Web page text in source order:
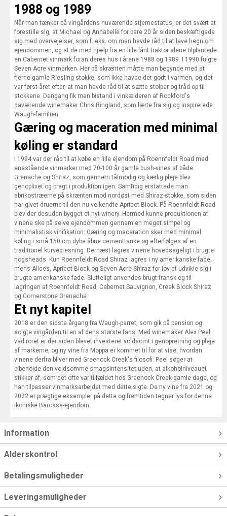
1988 og 1989
Når man tænker på vingårdens nuværende stjernestatus, er det svært at
forestille sig, at Michael og Annabelle for bare 20 år siden beskæftigede
sig med overvejelser, som f. eks. om man havde råd til at lave hegn om
ejendommen, og at de med hjælp fra en lille lånt traktor alene tilplantede
en Cabernet vinmark foran deres hus i årene 1988 og 1989. I 1990 fulgte
Seven Acre vinmarken. Her på skrænten måtte man begynde med at
fjerne gamle Riesling-stokke, som ikke havde det godt i varmen, og det
var først året efter, at man havde råd til at sætte stolper og tråd op til
stokkene. Dengang fik man bistand i vinkælderen af Rockford's
daværende winemaker Chris Ringland, som lærte fra sig og inspirerede
Waugh-familien.
Gæring og maceration med minimal
køling er standard
I 1994 var der råd til at købe en lille ejendom på Roennfeldt Road med
enestående vinmarker med 70-100 år gamle bush-vines af både
Grenache og Shiraz, som gennem tålmodig og kærlig pleje blev
genoplivet og bragt i produktion igen. Samtidig erstattede man
abrikostræerne på skrænten mod nordøst med Shiraz-stokke, som siden
har givet druerne til den nu velkendte Apricot Block. På Roennfeldt Road
blev der desuden bygget et nyt winery. Hermed kunne produktionen af
vinene ske på selve ejendommen gennem en meget simpel og
minimalistisk vinifikation. Gæring og maceration sker med minimal
køling i små 150 cm dybe åbne cementtanke og efterfølges af en
traditionel kurvepresning. Dernæst lagres vinene hovedsageligt i brugte
hogsheads. Kun Roennfeldt Road Shiraz lagres i ny amerikanske fade,
mens Alices, Apricot Block og Seven Acre Shiraz for lov at udvikle sig i
brugte amerikanske fade. Slutteligt anvendes brugt fransk eg til
lagringen af Roennfeldt Road, Cabernet Sauvignon, Creek Block Shiraz
og Cornerstone Grenache.
Et nyt kapitel
2018 er den sidste årgang fra Waugh-parret, som gik på pension og
solgte vingården til en af dens største fans. Med winemaker Alex Peel
ved roret er der siden blevet investeret voldsomt i genopretning og pleje
af markerne, og ny vine fra Moppa er kommet til for at vise, hvordan
vinene derfra bliver med Greenock Creek's filosofi. Peel søger at
bibeholde den voldsomme smagsintensitet uden, at alkoholniveauet
stikker af, som det ofte var tilfældet hos Greenock Creek gamle dage, og
han tilpasser vinmarksarbejdet med dette sigte. De ny vine fra 2021 og
2022 er prægtige eksempler på dette og fremtiden tegner lys for denne
ikoniske Barossa-ejendom.
Information
Alderskontrol
Betalingsmuligheder
Leveringsmuligheder